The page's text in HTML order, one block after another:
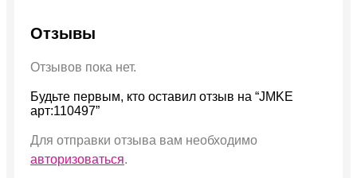
Отзывы
Отзывов пока нет.
Будьте первым, кто оставил отзыв на “JMKE
арт:110497”
Для отправки отзыва вам необходимо
авторизоваться.